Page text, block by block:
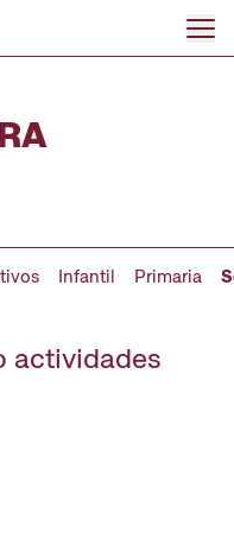
Infantil Primaria
actividades